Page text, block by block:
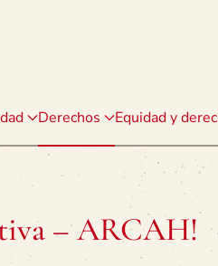
Derechos Equidad y
– ARCAH!